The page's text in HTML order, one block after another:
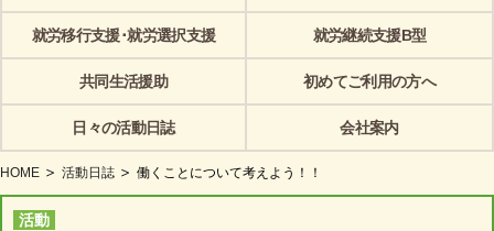
就労移行支援･就労選択支援 就労継続支援B型
共同生活援助 初めてご利用の方へ
日々の活動日誌 会社案内
HOME 活動日誌 働くことについて考えよう！！
活動